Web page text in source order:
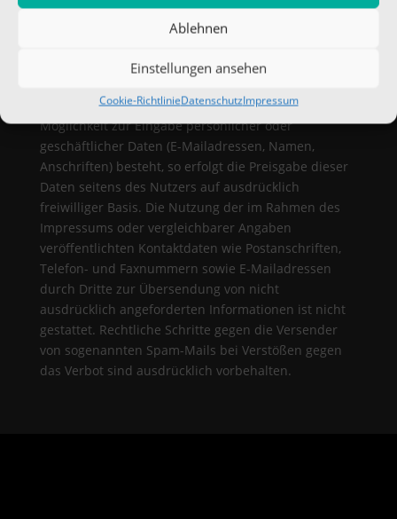
Ablehnen
Einstellungen ansehen
Cookie-RichtlinieDatenschutzImpressum
Aktualität der Inhalte kann durch die „mikado
messedesign GmbH“ daher nicht übernommen
Sofern innerhalb des Internetangebotes die
Möglichkeit zur Eingabe persönlicher oder
geschäftlicher Daten (E-Mailadressen, Namen,
Anschriften) besteht, so erfolgt die Preisgabe dieser
Daten seitens des Nutzers auf ausdrücklich
freiwilliger Basis. Die Nutzung der im Rahmen des
Impressums oder vergleichbarer Angaben
veröffentlichten Kontaktdaten wie Postanschriften,
Telefon- und Faxnummern sowie E-Mailadressen
durch Dritte zur Übersendung von nicht
ausdrücklich angeforderten Informationen ist nicht
gestattet. Rechtliche Schritte gegen die Versender
von sogenannten Spam-Mails bei Verstößen gegen
das Verbot sind ausdrücklich vorbehalten.